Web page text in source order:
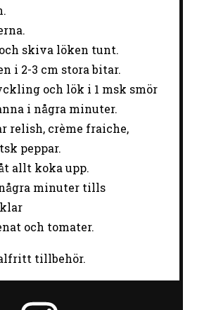
skiva löken tunt.
i 2-3 cm stora bitar.
och lök i 1 msk smör
i några minuter.
relish, crème fraiche,
peppar.
allt koka upp.
minuter tills
och tomater.
tillbehör.